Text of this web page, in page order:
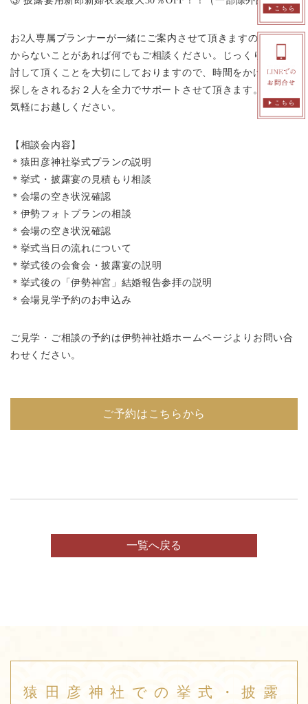
お2人専属プランナーが一緒にご案内させて頂きますので、わ
からないことがあれば何でもご相談ください。じっくり比較検
討して頂くことを大切にしておりますので、時間をかけて会場
探しをされるお２人を全力でサポートさせて頂きます。是非お
気軽にお越しください。
【相談会内容】
＊猿田彦神社挙式プランの説明
＊挙式・披露宴の見積もり相談
＊会場の空き状況確認
＊伊勢フォトプランの相談
＊会場の空き状況確認
＊挙式当日の流れについて
＊挙式後の会食会・披露宴の説明
＊挙式後の「伊勢神宮」結婚報告参拝の説明
＊会場見学予約のお申込み
ご見学・ご相談の予約は伊勢神社婚ホームページよりお問い合
わせください。
ご予約はこちらから
一覧へ戻る
猿田彦神社での挙式・披露